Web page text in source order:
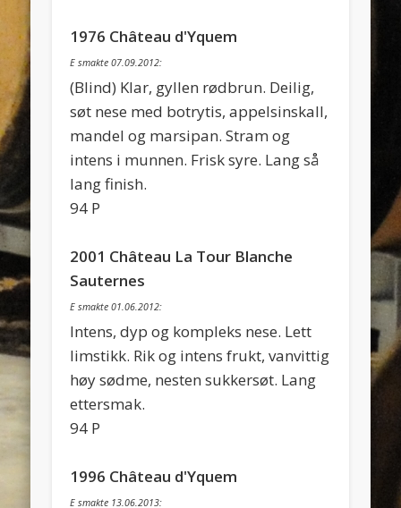
1976 Château d'Yquem
E smakte 07.09.2012:
(Blind) Klar, gyllen rødbrun. Deilig,
søt nese med botrytis, appelsinskall,
mandel og marsipan. Stram og
intens i munnen. Frisk syre. Lang så
lang finish.
94 P
2001 Château La Tour Blanche
Sauternes
E smakte 01.06.2012:
Intens, dyp og kompleks nese. Lett
limstikk. Rik og intens frukt, vanvittig
høy sødme, nesten sukkersøt. Lang
ettersmak.
94 P
1996 Château d'Yquem
E smakte 13.06.2013: